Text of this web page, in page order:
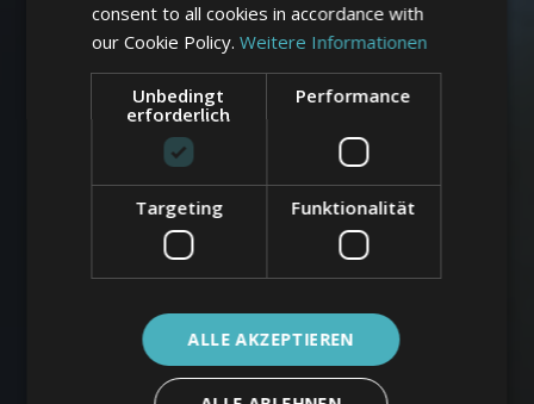
consent to all cookies in accordance with
our Cookie Policy.Weitere Informationen
Unbedingt
erforderlich
Performance
Targeting Funktionalität
ALLE AKZEPTIEREN